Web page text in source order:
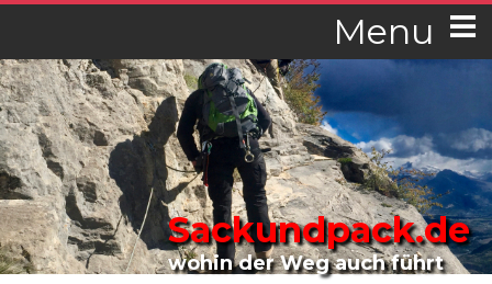
Menu
Sackundpack.de
wohin der Weg auch führt